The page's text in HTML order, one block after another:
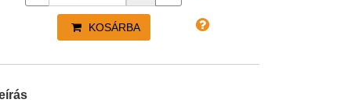
KOSÁRBA